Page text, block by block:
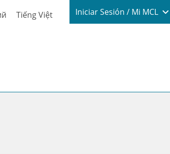
Tiếng Việt Login / My
Iniciar Sesión / Mi MCL